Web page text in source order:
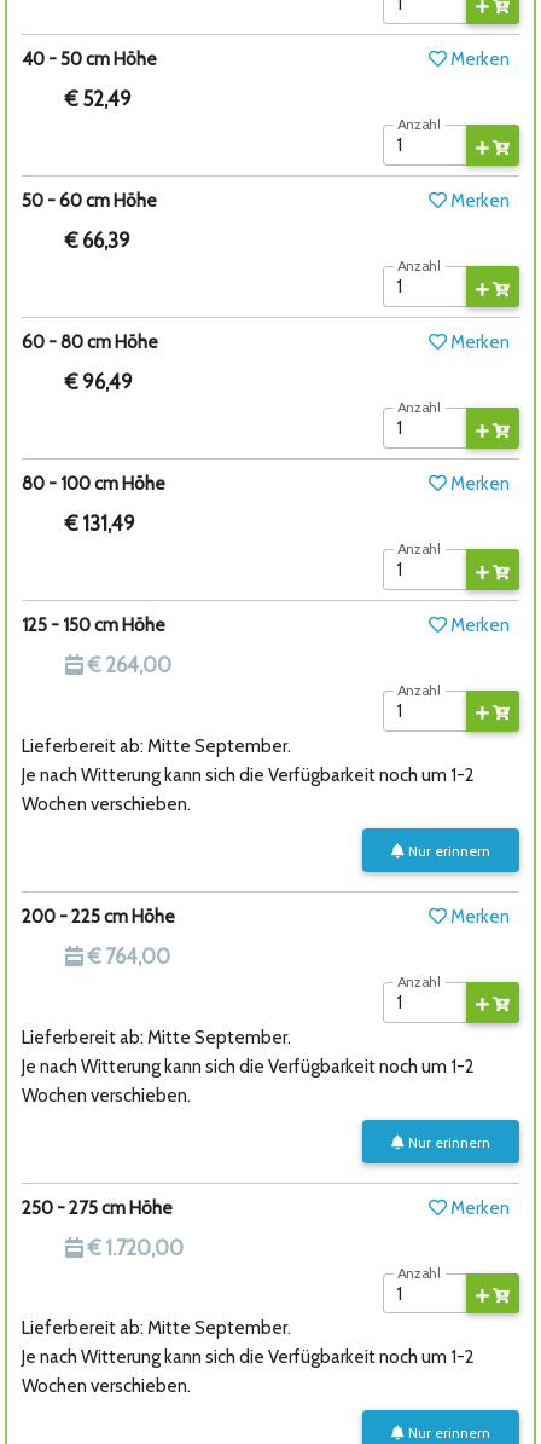
40 - 50 cm Höhe Merken
€ 52,49
Anzahl
50 - 60 cm Höhe Merken
€ 66,39
Anzahl
60 - 80 cm Höhe Merken
€ 96,49
Anzahl
80 - 100 cm Höhe Merken
€ 131,49
Anzahl
125 - 150 cm Höhe Merken
€ 264,00
Anzahl
Lieferbereit ab: Mitte September.
Je nach Witterung kann sich die Verfügbarkeit noch um 1-2
Wochen verschieben.
Nur erinnern
200 - 225 cm Höhe Merken
€ 764,00
Anzahl
Lieferbereit ab: Mitte September.
Je nach Witterung kann sich die Verfügbarkeit noch um 1-2
Wochen verschieben.
Nur erinnern
250 - 275 cm Höhe Merken
€ 1.720,00
Anzahl
Lieferbereit ab: Mitte September.
Je nach Witterung kann sich die Verfügbarkeit noch um 1-2
Wochen verschieben.
Nur erinnern